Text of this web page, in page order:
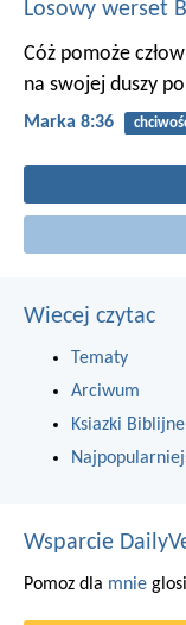
Losowy werset
Cóż pomoże
na swojej duszy
Marka 8:36
Wiecej czytac
Tematy
Arciwum
Ksiazki Biblijne
Wsparcie
Pomoz dla mnie